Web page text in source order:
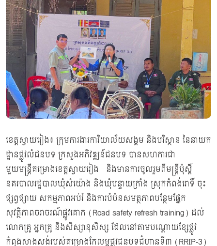
ខេត្តស្វាយរៀង៖ ក្រុមការងារការិយាល័យសង្គម និងបរិស្ថាន នៃនាយក
ដ្ឋានផ្លូវលំជនបទ ក្រសួងអភិវឌ្ឍន៍ជនបទ បានសហការជា
មួយមន្រ្តីគម្រោងខេត្តស្វាយរៀង និងមានការចូលរួមពីមន្ដ្រីប៉ុស្តិ៍
នគរបាលរដ្ឋបាលឃុំសំយ៉ោង និងឃុំបន្ទាយក្រាំង ស្រុកកំពង់រោទិ៍ ចុះ
ផ្សព្វផ្សាយ សកម្មភាពអប់រំ និងការបំប៉នសមត្ថភាពបន្ថែមផ្នែក
សុវត្ថិភាពចរាចរណ៍ផ្លូវគោក (Road safety refresh training) ដល់
លោកគ្រូ អ្នកគ្រូ និងសិស្សានុសិស្ស ដែលនៅតាមបណ្តោយខ្សែផ្លូវ
កំពុងសាងសង់របស់គម្រោងកែលម្អផ្លូវជនបទជំហានទី៣ (RRIP-3)